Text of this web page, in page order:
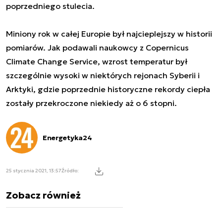
poprzedniego stulecia.
Miniony rok w całej Europie był najcieplejszy w historii
pomiarów. Jak podawali naukowcy z Copernicus
Climate Change Service, wzrost temperatur był
szczególnie wysoki w niektórych rejonach Syberii i
Arktyki, gdzie poprzednie historyczne rekordy ciepła
zostały przekroczone niekiedy aż o 6 stopni.
Energetyka24
25 stycznia 2021, 13:57Źródło:
Zobacz również